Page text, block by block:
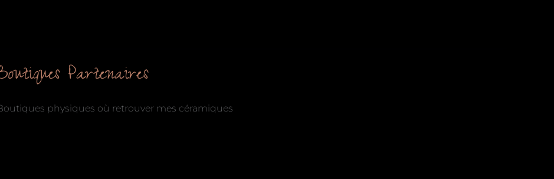
Partenaires
physiques où retrouver mes céramiques